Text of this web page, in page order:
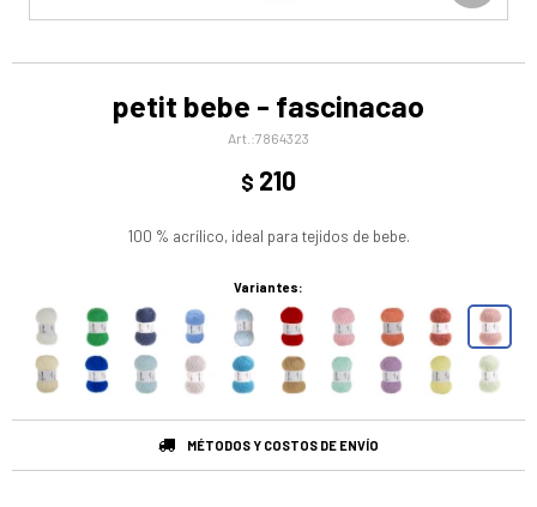
petit bebe - fascinacao
7864323
$ 210
100 % acrílico, ideal para tejidos de bebe.
Variantes:
MÉTODOS Y COSTOS DE ENVÍO